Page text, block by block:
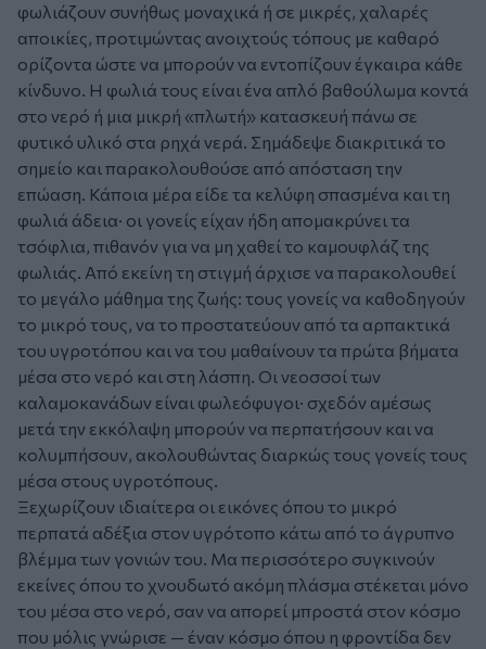
φωλιάζουν συνήθως μοναχικά ή σε μικρές, χαλαρές
αποικίες, προτιμώντας ανοιχτούς τόπους με καθαρό
ορίζοντα ώστε να μπορούν να εντοπίζουν έγκαιρα κάθε
κίνδυνο. Η φωλιά τους είναι ένα απλό βαθούλωμα κοντά
στο νερό ή μια μικρή «πλωτή» κατασκευή πάνω σε
φυτικό υλικό στα ρηχά νερά. Σημάδεψε διακριτικά το
σημείο και παρακολουθούσε από απόσταση την
επώαση. Κάποια μέρα είδε τα κελύφη σπασμένα και τη
φωλιά άδεια· οι γονείς είχαν ήδη απομακρύνει τα
τσόφλια, πιθανόν για να μη χαθεί το καμουφλάζ της
φωλιάς. Από εκείνη τη στιγμή άρχισε να παρακολουθεί
το μεγάλο μάθημα της ζωής: τους γονείς να καθοδηγούν
το μικρό τους, να το προστατεύουν από τα αρπακτικά
του υγροτόπου και να του μαθαίνουν τα πρώτα βήματα
μέσα στο νερό και στη λάσπη. Οι νεοσσοί των
καλαμοκανάδων είναι φωλεόφυγοι· σχεδόν αμέσως
μετά την εκκόλαψη μπορούν να περπατήσουν και να
κολυμπήσουν, ακολουθώντας διαρκώς τους γονείς τους
μέσα στους υγροτόπους.
Ξεχωρίζουν ιδιαίτερα οι εικόνες όπου το μικρό
περπατά αδέξια στον υγρότοπο κάτω από το άγρυπνο
βλέμμα των γονιών του. Μα περισσότερο συγκινούν
εκείνες όπου το χνουδωτό ακόμη πλάσμα στέκεται μόνο
του μέσα στο νερό, σαν να απορεί μπροστά στον κόσμο
που μόλις γνώρισε — έναν κόσμο όπου η φροντίδα δεν